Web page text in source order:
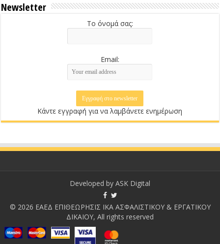
Newsletter
Το όνομά σας:
Email:
Κάντε εγγραφή για να λαμβάνετε ενημέρωση
Developed by ASK Digital
© 2026 ΕΑΕΔ ΕΠΙΘΕΩΡΗΣΙΣ ΙΚΑ ΑΣΦΑΛΙΣΤΙΚΟΥ & ΕΡΓΑΤΙΚΟΥ
ΔΙΚΑΙΟΥ, All rights reserved